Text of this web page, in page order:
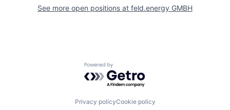
See more open positions at feld.energy GMBH
Powered by Getro.com
Privacy policyCookie policy